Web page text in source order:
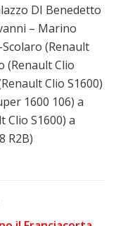
DI Benedetto
– Marino
Scolaro (Renault
(Renault Clio
Clio S1600)
1600 106) a
Clio S1600) a
R2B)